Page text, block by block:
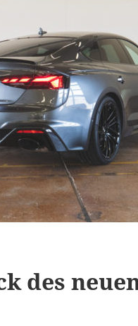
des